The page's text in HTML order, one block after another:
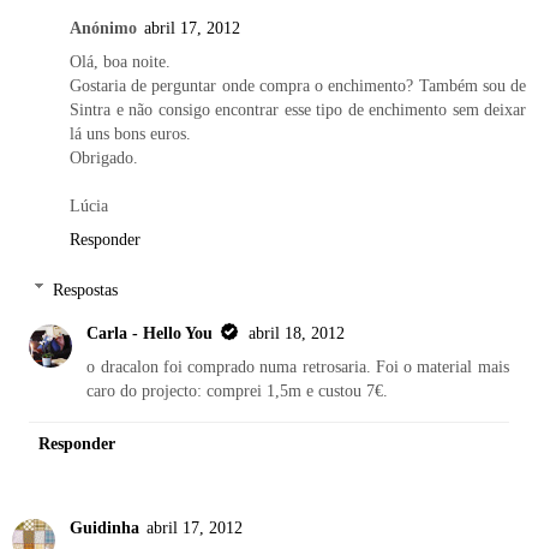
Anónimo abril 17, 2012
Olá, boa noite.
Gostaria de perguntar onde compra o enchimento? Também sou de
Sintra e não consigo encontrar esse tipo de enchimento sem deixar
lá uns bons euros.
Obrigado.
Lúcia
Responder
Respostas
Carla - Hello You
abril 18, 2012
o dracalon foi comprado numa retrosaria. Foi o material mais
caro do projecto: comprei 1,5m e custou 7€.
Responder
Guidinha abril 17, 2012